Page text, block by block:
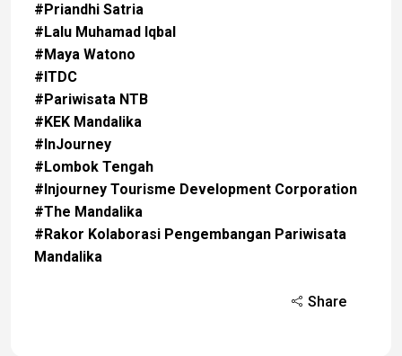
#Priandhi Satria
#Lalu Muhamad Iqbal
#Maya Watono
#ITDC
#Pariwisata NTB
#KEK Mandalika
#InJourney
#Lombok Tengah
#Injourney Tourisme Development Corporation
#The Mandalika
#Rakor Kolaborasi Pengembangan Pariwisata
Mandalika
Share